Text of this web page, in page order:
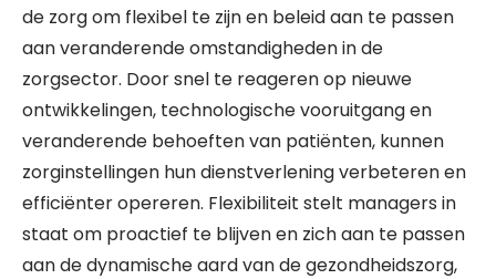
de zorg om flexibel te zijn en beleid aan te passen
aan veranderende omstandigheden in de
zorgsector. Door snel te reageren op nieuwe
ontwikkelingen, technologische vooruitgang en
veranderende behoeften van patiënten, kunnen
zorginstellingen hun dienstverlening verbeteren en
efficiënter opereren. Flexibiliteit stelt managers in
staat om proactief te blijven en zich aan te passen
aan de dynamische aard van de gezondheidszorg,